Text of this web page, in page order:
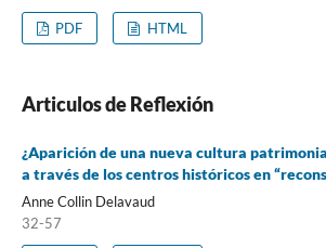
PDF HTML
Articulos de Reflexión
¿Aparición de una nueva cultura
a través de los centros históricos en
Anne Collin Delavaud
32-57